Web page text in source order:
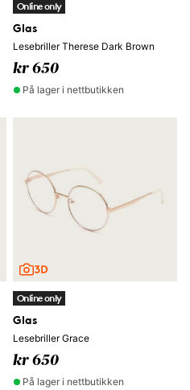
Online only
Glas
Lesebriller Therese Dark Brown
kr 650
På lager i nettbutikken
Online only
Glas
Lesebriller Grace
kr 650
På lager i nettbutikken